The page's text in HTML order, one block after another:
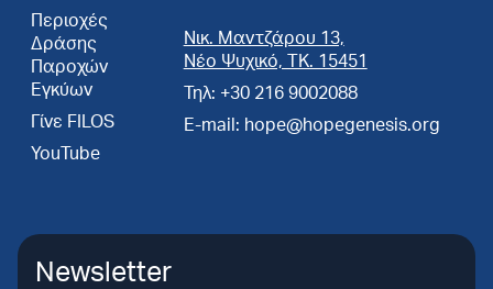
Περιοχές
Δράσης
Παροχών
Εγκύων
Γίνε FILOS
YouTube
Νικ. Μαντζάρου 13,
Νέο Ψυχικό, ΤΚ. 15451
Τηλ: +30 216 9002088
E-mail: hope@hopegenesis.org
Newsletter